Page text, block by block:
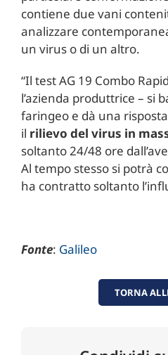
contiene due vani
analizzare
un virus o di un altro.
“Il test AG 19 Combo
l’azienda produttrice – si
faringeo e dà una
il rilievo del virus in
soltanto 24/48 ore
Al tempo stesso si potrà
ha contratto soltanto
Fonte: Galileo
TORNA